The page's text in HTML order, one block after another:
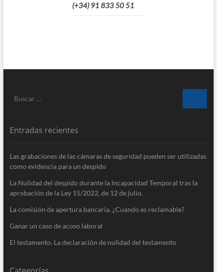
(+34) 91 833 50 51
Entradas recientes
Las grabaciones de las cámaras de seguridad pueden ser utilizadas
como evidencia para un despido
La Nulidad del despido durante la Incapacidad Temporal tras la
aprobación de la Ley 15/​2022, de 12 de julio.
La comisión de apertura bancaria. ¿Cuando es reclamable?
Ganar un caso de acoso laboral
El testamento. La declaración de nulidad del testamento